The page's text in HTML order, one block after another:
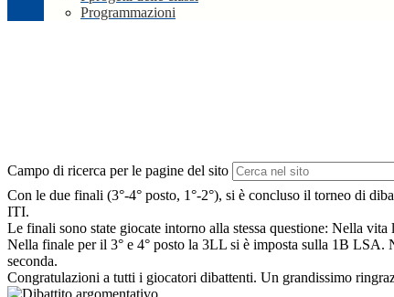
Programmazioni
Campo di ricerca per le pagine del sito
Con le due finali (3°-4° posto, 1°-2°), si è concluso il torneo di
ITI.
Le finali sono state giocate intorno alla stessa questione: Nella vita
Nella finale per il 3° e 4° posto la 3LL si è imposta sulla 1B
seconda.
Congratulazioni a tutti i giocatori dibattenti. Un grandissimo